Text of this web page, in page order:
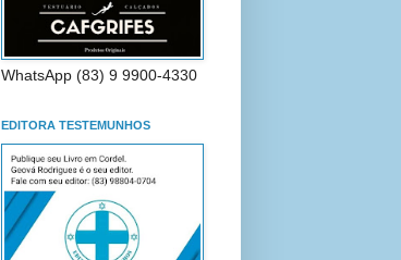
WhatsApp (83) 9 9900-4330
EDITORA TESTEMUNHOS